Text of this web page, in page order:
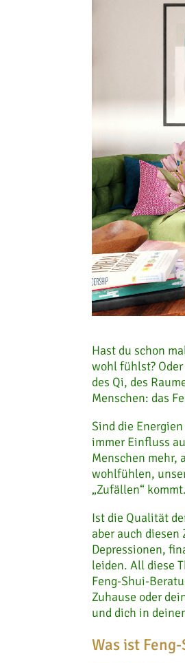
Hast du schon
wohl fühlst?
des Qi, des
Menschen: das
Sind die
immer Einfluss
Menschen mehr,
wohlfühlen,
„Zufällen“
Ist die Qualität
aber auch
Depressionen,
leiden. All diese
Feng-Shui-
Zuhause oder
und dich in
Was ist